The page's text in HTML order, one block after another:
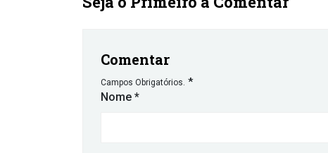
Comentar
Campos Obrigatórios. *
Nome *